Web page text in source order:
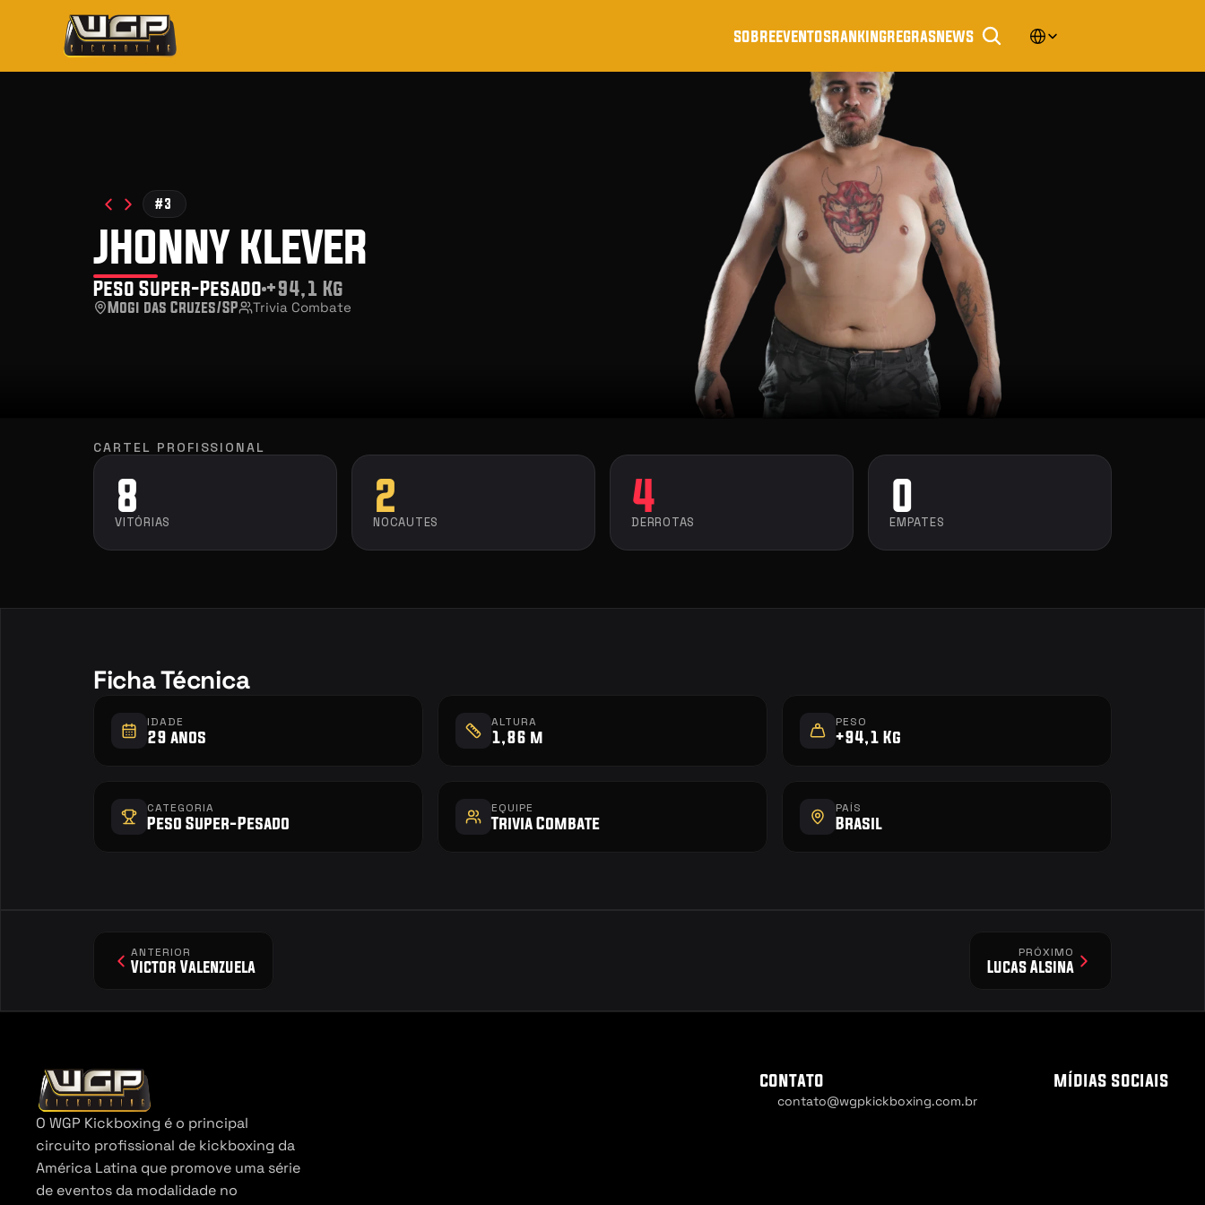
sobreeventosrankingregrasnews
#3
jhonny klever
Peso Super-Pesado +94,1 Kg
Mogi das Cruzes/SP Trivia Combate
CARTEL PROFISSIONAL
8
VITÓRIAS
2
NOCAUTES
4
DERROTAS
0
EMPATES
Ficha Técnica
IDADE
29 anos
ALTURA
1,86 m
PESO
+94,1 Kg
CATEGORIA
Peso Super-Pesado
EQUIPE
Trivia Combate
PAÍS
Brasil
ANTERIOR
Victor Valenzuela
PRÓXIMO
Lucas Alsina
O WGP Kickboxing é o principal
circuito profissional de kickboxing da
América Latina que promove uma série
de eventos da modalidade no
contato
contato@wgpkickboxing.com.br
mídias sociais